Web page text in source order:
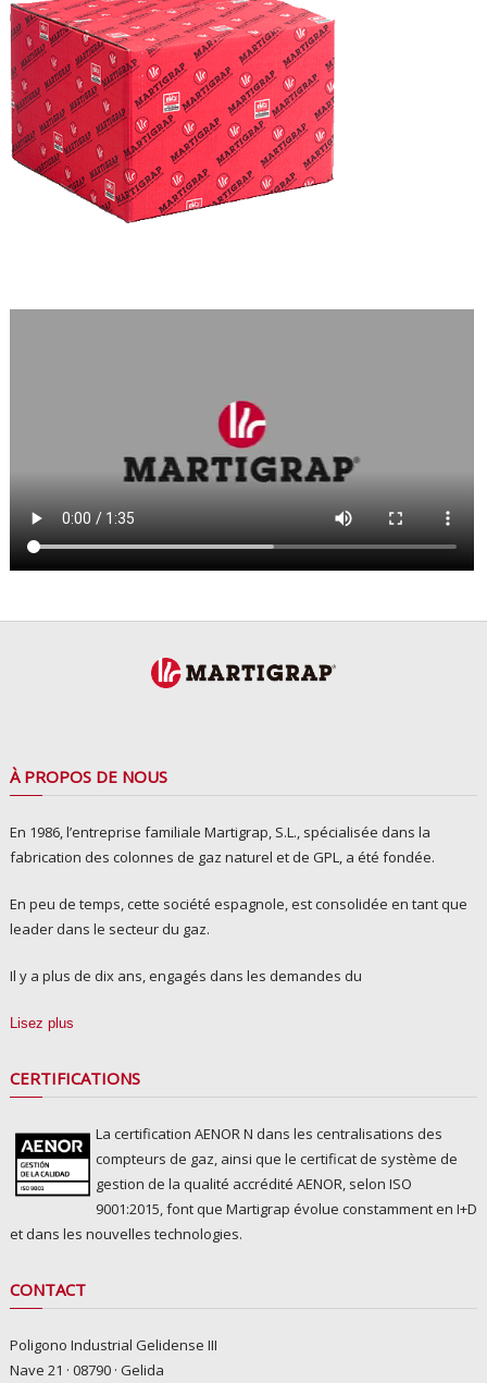
À PROPOS DE NOUS
En 1986, l’entreprise familiale Martigrap, S.L., spécialisée dans la
fabrication des colonnes de gaz naturel et de GPL, a été fondée.
En peu de temps, cette société espagnole, est consolidée en tant que
leader dans le secteur du gaz.
Il y a plus de dix ans, engagés dans les demandes du
Lisez plus
CERTIFICATIONS
La certification AENOR N dans les centralisations des
compteurs de gaz, ainsi que le certificat de système de
gestion de la qualité accrédité AENOR, selon ISO
9001:2015, font que Martigrap évolue constamment en I+D
et dans les nouvelles technologies.
CONTACT
Poligono Industrial Gelidense III
Nave 21 · 08790 · Gelida